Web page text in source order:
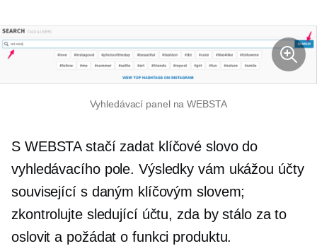
Vyhledávací panel na WEBSTA
S WEBSTA stačí zadat klíčové slovo do
vyhledávacího pole. Výsledky vám ukážou účty
související s daným klíčovým slovem;
zkontrolujte sledující účtu, zda by stálo za to
oslovit a požádat o funkci produktu.